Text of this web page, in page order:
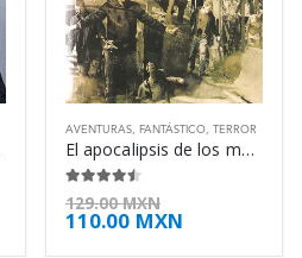
AVENTURAS, FANTÁSTICO, TERROR
El apocalipsis de los muertos – Joe McKinney
4.38 de 5
129.00MXN
110.00 MXN